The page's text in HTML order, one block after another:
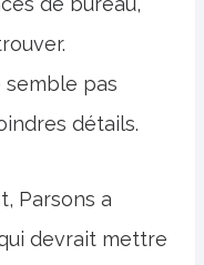
semble pas
détails.
Parsons a
devrait mettre